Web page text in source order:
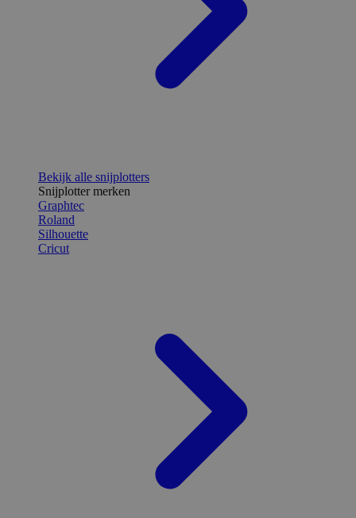
Bekijk alle snijplotters
Snijplotter merken
Graphtec
Roland
Silhouette
Cricut